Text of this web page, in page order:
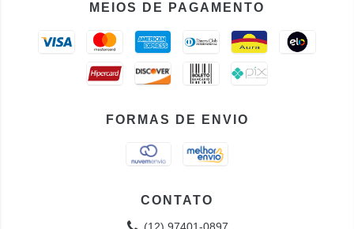
MEIOS DE PAGAMENTO
FORMAS DE ENVIO
CONTATO